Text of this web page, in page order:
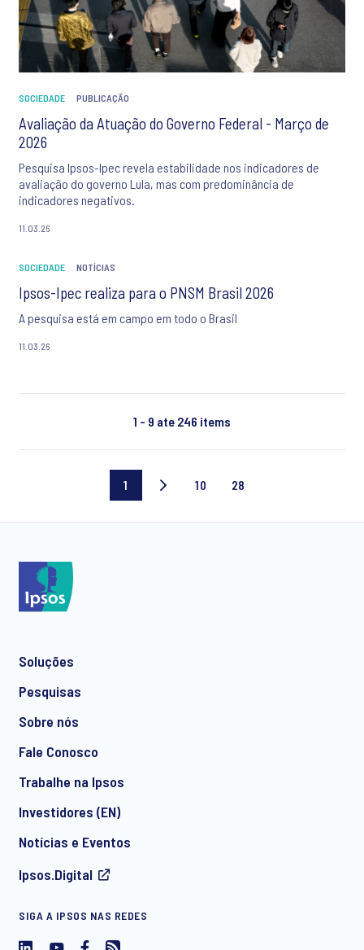
SOCIEDADE PUBLICAÇÃO
Avaliação da Atuação do Governo Federal - Março de
2026
Pesquisa Ipsos-Ipec revela estabilidade nos indicadores de
avaliação do governo Lula, mas com predominância de
indicadores negativos.
11.03.26
SOCIEDADE NOTÍCIAS
Ipsos-Ipec realiza para o PNSM Brasil 2026
A pesquisa está em campo em todo o Brasil
11.03.26
1 - 9 ate 246 items
Página
1
Page
10
Última
28
Soluções
Pesquisas
Sobre nós
Fale Conosco
Trabalhe na Ipsos
Investidores (EN)
Notícias e Eventos
Ipsos.Digital
SIGA A IPSOS NAS REDES